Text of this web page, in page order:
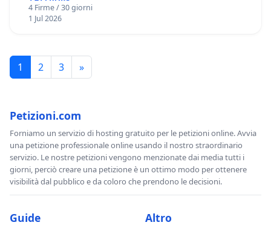
4 Firme / 30 giorni
1 Jul 2026
1 2 3 »
Petizioni.com
Forniamo un servizio di hosting gratuito per le petizioni online. Avvia
una petizione professionale online usando il nostro straordinario
servizio. Le nostre petizioni vengono menzionate dai media tutti i
giorni, perciò creare una petizione è un ottimo modo per ottenere
visibilità dal pubblico e da coloro che prendono le decisioni.
Guide Altro